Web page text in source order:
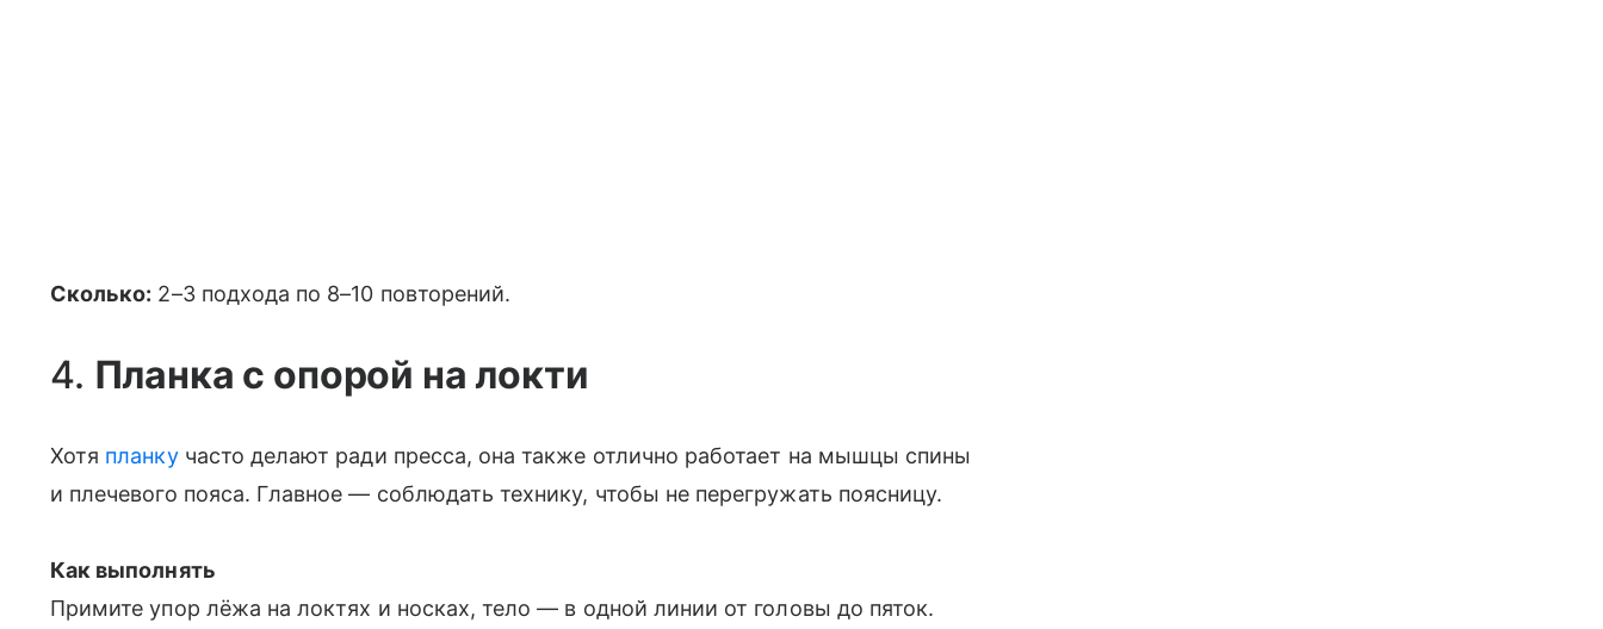
Сколько: 2–3 подхода по 8–10 повторений.
4. Планка с опорой на локти
Хотя планкучасто делают ради пресса, она также отлично работает на мышцы спины
и плечевого пояса. Главное — соблюдать технику, чтобы не перегружать поясницу.
Как выполнять
Примите упор лёжа на локтях и носках, тело — в одной линии от головы до пяток.